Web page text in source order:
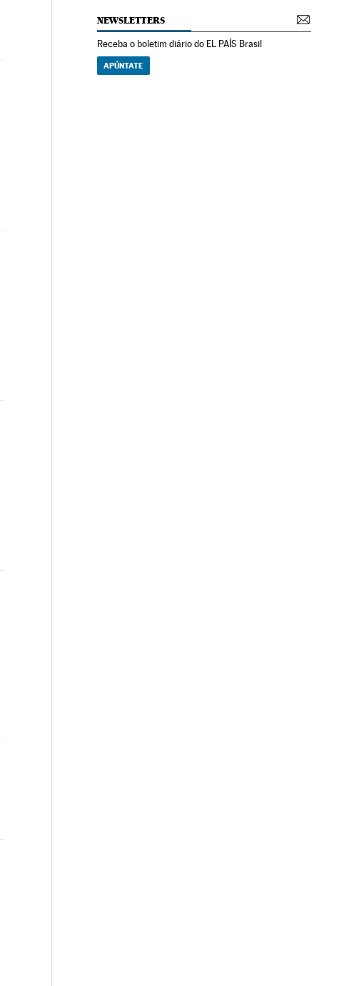
NEWSLETTERS
Receba o boletim diário do EL PAÍS Brasil
APÚNTATE